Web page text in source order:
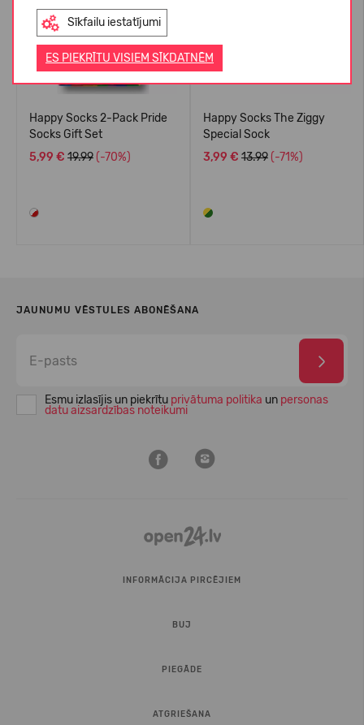
Sīkfailu iestatījumi
ES PIEKRĪTU VISIEM SĪKDATNĒM
Happy Socks 2-Pack Pride
Socks Gift Set
5,99 € 19.99 (-70%)
Happy Socks The Ziggy
Special Sock
3,99 € 13.99 (-71%)
JAUNUMU VĒSTULES ABONĒŠANA
Esmu izlasījis un piekrītu privātuma politika un personas
datu aizsardzības noteikumi
INFORMĀCIJA PIRCĒJIEM
BUJ
PIEGĀDE
ATGRIEŠANA